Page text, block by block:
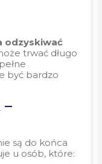
odzyskiwać
trwać długo
być bardzo
–
są do końca
u osób, które: